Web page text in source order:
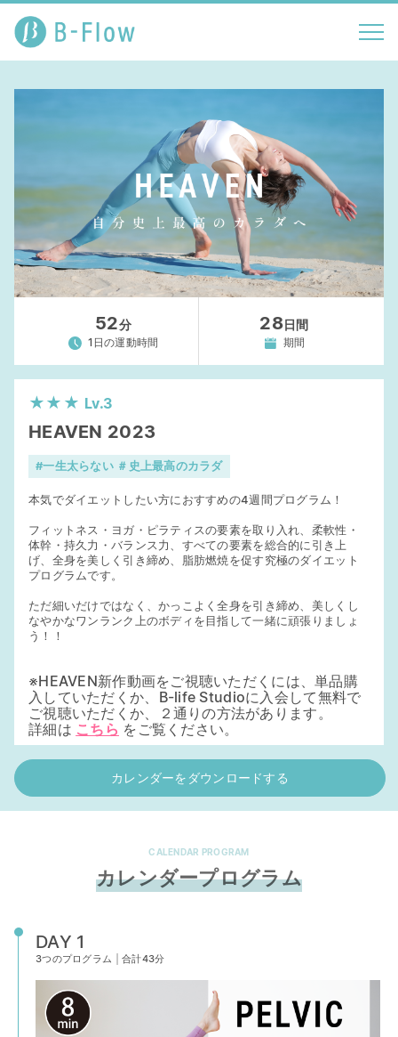
52分
1日の運動時間
28日間
期間
★★★ Lv.3
HEAVEN 2023
#一生太らない ＃史上最高のカラダ
本気でダイエットしたい方におすすめの4週間プログラム！
フィットネス・ヨガ・ピラティスの要素を取り入れ、柔軟性・
体幹・持久力・バランス力、すべての要素を総合的に引き上
げ、全身を美しく引き締め、脂肪燃焼を促す究極のダイエット
プログラムです。
ただ細いだけではなく、かっこよく全身を引き締め、美しくし
なやかなワンランク上のボディを目指して一緒に頑張りましょ
う！！
※HEAVEN新作動画をご視聴いただくには、単品購
入していただくか、B-life Studioに入会して無料で
ご視聴いただくか、２通りの方法があります。
詳細は こちら をご覧ください。
カレンダーをダウンロードする
CALENDAR PROGRAM
カレンダープログラム
DAY 1
3つのプログラム 合計43分